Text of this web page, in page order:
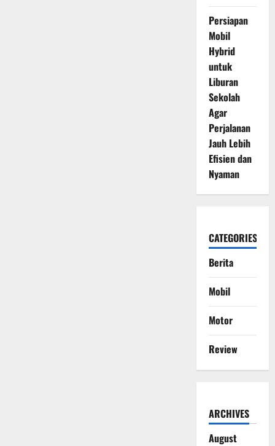
Persiapan
Mobil
Hybrid
untuk
Liburan
Sekolah
Agar
Perjalanan
Jauh Lebih
Efisien dan
Nyaman
CATEGORIES
Berita
Mobil
Motor
Review
ARCHIVES
August